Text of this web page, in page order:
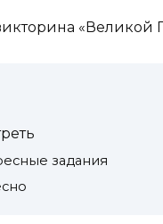
«Великой
задания